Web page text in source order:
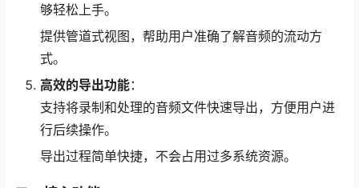
够轻松上手。
提供管道式视图，帮助用户准确了解音频的流动方
式。
高效的导出功能：
支持将录制和处理的音频文件快速导出，方便用户进
行后续操作。
导出过程简单快捷，不会占用过多系统资源。